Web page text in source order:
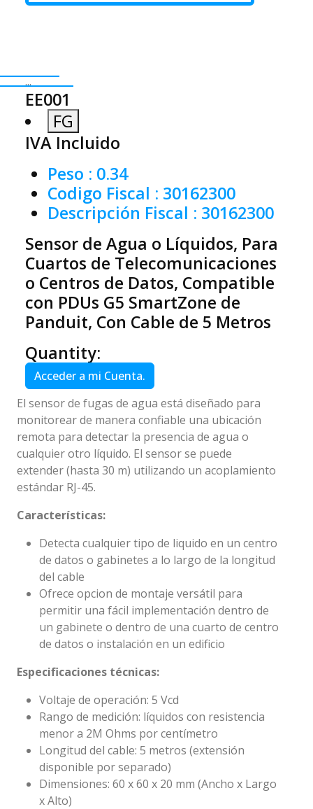
...
EE001
FG
IVA Incluido
Peso : 0.34
Codigo Fiscal : 30162300
Descripción Fiscal : 30162300
Sensor de Agua o Líquidos, Para
Cuartos de Telecomunicaciones
o Centros de Datos, Compatible
con PDUs G5 SmartZone de
Panduit, Con Cable de 5 Metros
Quantity:
Acceder a mi Cuenta.
El sensor de fugas de agua está diseñado para
monitorear de manera confiable una ubicación
remota para detectar la presencia de agua o
cualquier otro líquido. El sensor se puede
extender (hasta 30 m) utilizando un acoplamiento
estándar RJ-45.
Características:
Detecta cualquier tipo de liquido en un centro
de datos o gabinetes a lo largo de la longitud
del cable
Ofrece opcion de montaje versátil para
permitir una fácil implementación dentro de
un gabinete o dentro de una cuarto de centro
de datos o instalación en un edificio
Especificaciones técnicas:
Voltaje de operación: 5 Vcd
Rango de medición: líquidos con resistencia
menor a 2M Ohms por centímetro
Longitud del cable: 5 metros (extensión
disponible por separado)
Dimensiones: 60 x 60 x 20 mm (Ancho x Largo
x Alto)